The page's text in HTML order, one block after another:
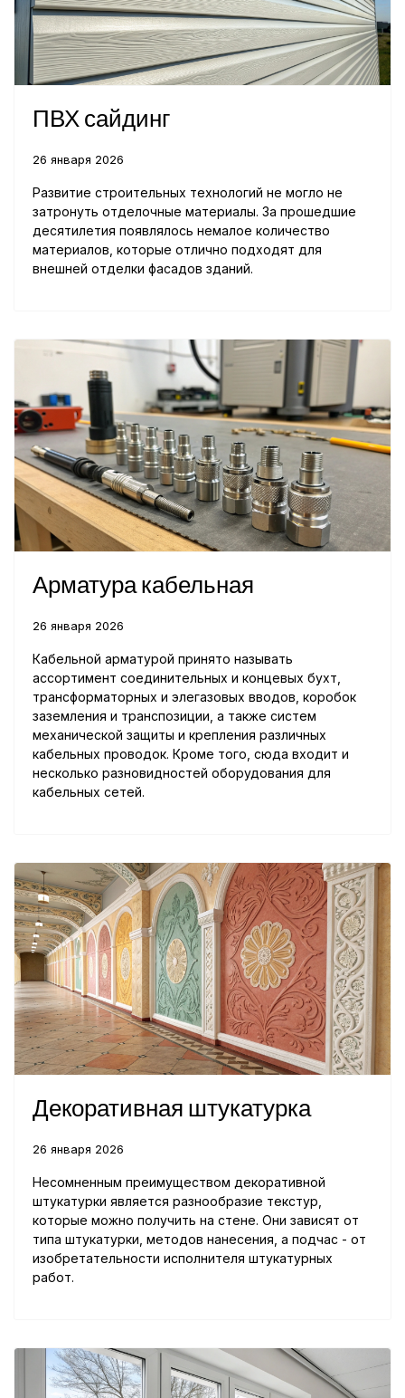
ПВХ сайдинг
26 января 2026
Развитие строительных технологий не могло не
затронуть отделочные материалы. За прошедшие
десятилетия появлялось немалое количество
материалов, которые отлично подходят для
внешней отделки фасадов зданий.
Арматура кабельная
26 января 2026
Кабельной арматурой принято называть
ассортимент соединительных и концевых бухт,
трансформаторных и элегазовых вводов, коробок
заземления и транспозиции, а также систем
механической защиты и крепления различных
кабельных проводок. Кроме того, сюда входит и
несколько разновидностей оборудования для
кабельных сетей.
Декоративная штукатурка
26 января 2026
Несомненным преимуществом декоративной
штукатурки является разнообразие текстур,
которые можно получить на стене. Они зависят от
типа штукатурки, методов нанесения, а подчас - от
изобретательности исполнителя штукатурных
работ.